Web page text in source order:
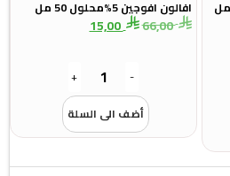
افالون افوجين 5%محلول 50 مل
66,00
15,00
-
+
أضف الى السلة